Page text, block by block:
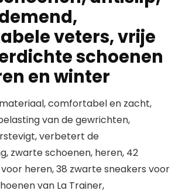
veters, vrije
schoenen
en winter
materiaal, comfortabel en zacht,
van de gewrichten,
verbetert de
zwarte schoenen, heren, 42
heren, 38 zwarte sneakers voor
van La Trainer,